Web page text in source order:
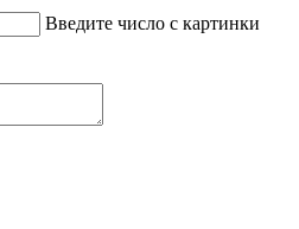
Введите число с картинки